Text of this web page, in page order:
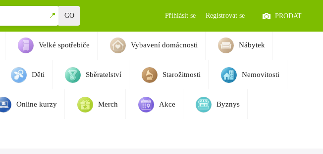
📍 GO Přihlásit se Registrovat se PRODAT
Velké spotřebiče Vybavení domácnosti Nábytek
Děti Sběratelství Starožitnosti Nemovitosti
Online kurzy Merch Akce Byznys